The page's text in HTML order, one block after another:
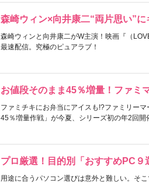
森崎ウィン×向井康二“両片思い”
森崎ウィンと向井康二がW主演！映画『（
最速配信。究極のピュアラブ！
お値段そのまま45％増量！ファミ
ファミチキにお弁当にアイスも!?ファミリー
45％増量作戦」が今夏、シリーズ初の年2回開
プロ厳選！目的別「おすすめPC９
用途に合うパソコン選びは意外と難しい。そ